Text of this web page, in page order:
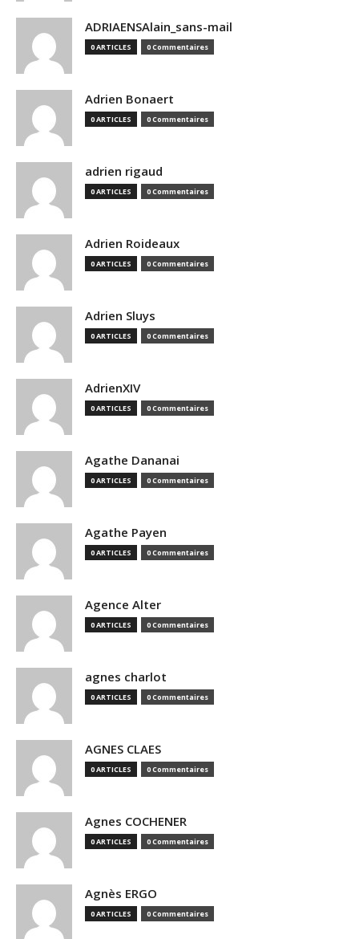
ADRIAENSAlain_sans-mail
0 ARTICLES 0 Commentaires
Adrien Bonaert
0 ARTICLES 0 Commentaires
adrien rigaud
0 ARTICLES 0 Commentaires
Adrien Roideaux
0 ARTICLES 0 Commentaires
Adrien Sluys
0 ARTICLES 0 Commentaires
AdrienXIV
0 ARTICLES 0 Commentaires
Agathe Dananai
0 ARTICLES 0 Commentaires
Agathe Payen
0 ARTICLES 0 Commentaires
Agence Alter
0 ARTICLES 0 Commentaires
agnes charlot
0 ARTICLES 0 Commentaires
AGNES CLAES
0 ARTICLES 0 Commentaires
Agnes COCHENER
0 ARTICLES 0 Commentaires
Agnès ERGO
0 ARTICLES 0 Commentaires